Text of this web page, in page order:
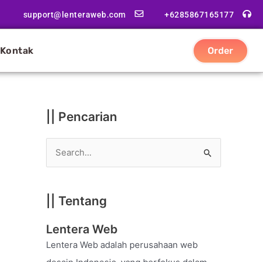
support@lenteraweb.com +6285867165177
Kontak Order
|| Pencarian
r
c
h
|| Tentang
Lentera Web
Lentera Web adalah perusahaan web
|
t
g
i